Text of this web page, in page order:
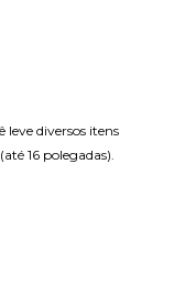
diversos itens
16 polegadas).